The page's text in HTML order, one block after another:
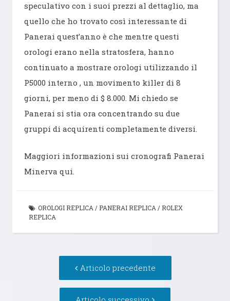
speculativo con i suoi prezzi al dettaglio, ma
quello che ho trovato così interessante di
Panerai quest’anno è che mentre questi
orologi erano nella stratosfera, hanno
continuato a mostrare orologi utilizzando il
P5000 interno , un movimento killer di 8
giorni, per meno di $ 8.000. Mi chiedo se
Panerai si stia ora concentrando su due
gruppi di acquirenti completamente diversi.
Maggiori informazioni sui cronografi Panerai
Minerva qui.
OROLOGI REPLICA / PANERAI REPLICA / ROLEX
REPLICA
Navigazione
Articolo precedente
precedente: